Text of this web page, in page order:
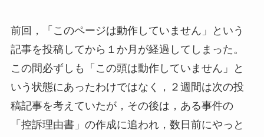
前回，「このページは動作していません」という
記事を投稿してから１か月が経過してしまった。
この間必ずしも「この頭は動作していません」と
いう状態にあったわけではなく，２週間は次の投
稿記事を考えていたが，その後は，ある事件の
「控訴理由書」の作成に追われ，数日前にやっと